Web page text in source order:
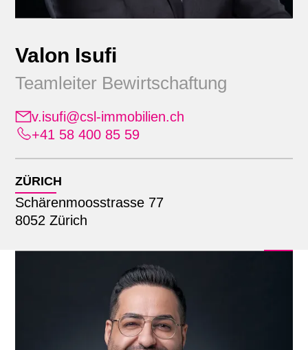
Valon Isufi
Teamleiter Bewirtschaftung
v.isufi@csl-immobilien.ch
+41 58 400 85 59
ZÜRICH
Schärenmoosstrasse 77
8052 Zürich
Alle
Administration
Bauherrendienstleistungen
Erweiterte Geschäftsleitung
Finanz- & Rechnungswesen
Liegenschaftenbuchhaltung
Standort
Alle